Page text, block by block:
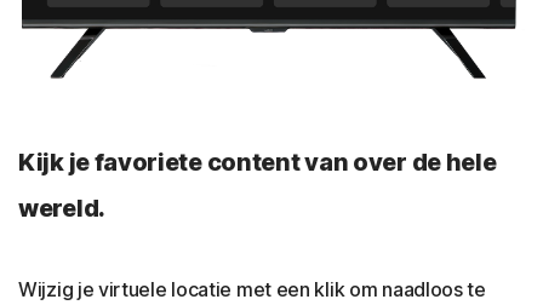
Help voorkomen dat adverteerders je tracken en
verminder zo het aantal vervelende advertenties dat je
online volgt.
Een onafhankelijke audit door VerSprite heeft bevestigd
dat we je online activiteiten niet volgen, vastleggen of
opslaan. Lees ons
Sluiten
Kijk je favoriete content van over de hele
wereld.
Wijzig je virtuele locatie met een klik om naadloos te